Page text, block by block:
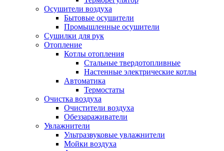
Осушители воздуха
Бытовые осушители
Промышленные осушители
Сушилки для рук
Отопление
Котлы отопления
Стальные твердотопливные
Настенные электрические котлы
Автоматика
Термостаты
Очистка воздуха
Очистители воздуха
Обеззараживатели
Увлажнители
Ультразвуковые увлажнители
Мойки воздуха